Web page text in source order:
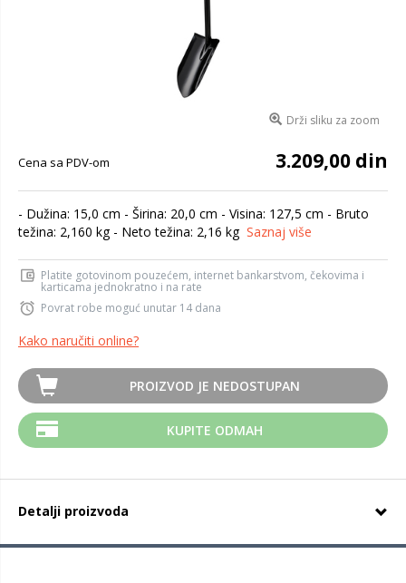
Drži sliku za zoom
Cena sa PDV-om 3.209,00 din
- Dužina: 15,0 cm - Širina: 20,0 cm - Visina: 127,5 cm - Bruto
težina: 2,160 kg - Neto težina: 2,16 kg Saznaj više
Platite gotovinom pouzećem, internet bankarstvom, čekovima i
karticama jednokratno i na rate
Povrat robe moguć unutar 14 dana
Kako naručiti online?
PROIZVOD JE NEDOSTUPAN
KUPITE ODMAH
Detalji proizvoda